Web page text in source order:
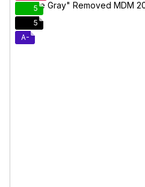
5
5
A-